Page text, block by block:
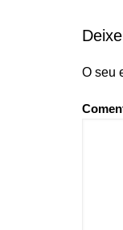
O seu